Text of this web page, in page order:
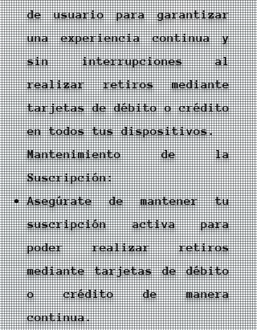
de usuario para garantizar
una experiencia continua y
sin interrupciones al
realizar retiros mediante
tarjetas de débito o crédito
en todos tus dispositivos.
Mantenimiento de la
Suscripción:
Asegúrate de mantener tu
suscripción activa para
poder realizar retiros
mediante tarjetas de débito
o crédito de manera
continua.